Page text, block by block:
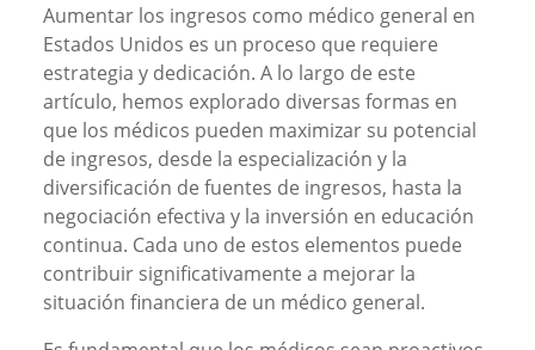
Aumentar los ingresos como médico general en
Estados Unidos es un proceso que requiere
estrategia y dedicación. A lo largo de este
artículo, hemos explorado diversas formas en
que los médicos pueden maximizar su potencial
de ingresos, desde la especialización y la
diversificación de fuentes de ingresos, hasta la
negociación efectiva y la inversión en educación
continua. Cada uno de estos elementos puede
contribuir significativamente a mejorar la
situación financiera de un médico general.